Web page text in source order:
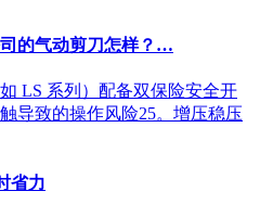
的气动剪刀怎样？…
LS 系列）配备双保险安全开
导致的操作风险25。增压稳压
省力